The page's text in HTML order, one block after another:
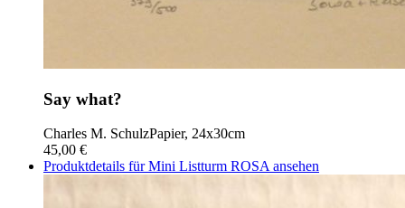
Say what?
Charles M. SchulzPapier, 24x30cm
45,00 €
Produktdetails für Mini Listturm ROSA ansehen